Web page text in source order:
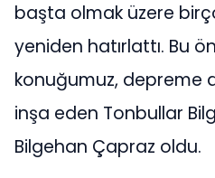
başta olmak üzere
yeniden hatırlattı. Bu
konuğumuz, depreme
inşa eden Tonbullar
Bilgehan Çapraz oldu.